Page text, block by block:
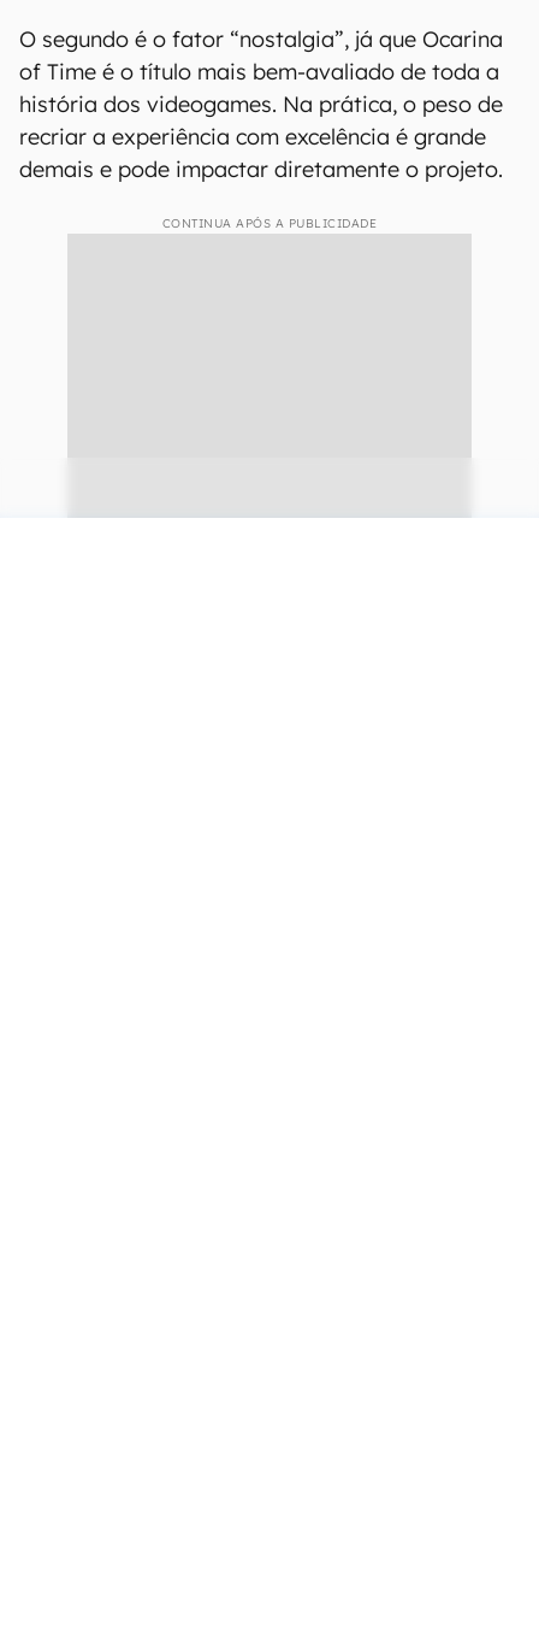
O segundo é o fator “nostalgia”, já que Ocarina
of Time é o título mais bem-avaliado de toda a
história dos videogames. Na prática, o peso de
recriar a experiência com excelência é grande
demais e pode impactar diretamente o projeto.
CONTINUA APÓS A PUBLICIDADE